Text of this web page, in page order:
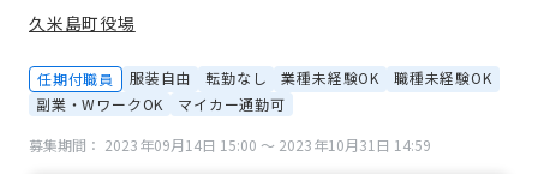
久米島町役場
任期付職員 服装自由 転勤なし 業種未経験OK
職種未経験OK
副業・WワークOK
マイカー通勤可
募集期間： 2023年09月14日 15:00 〜 2023年10月31日 14:59